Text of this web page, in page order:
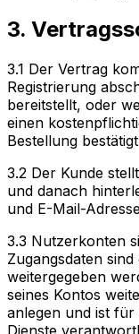
3.
3.1 Der Vertrag
Registrierung
bereitstellt, oder
einen
Bestellung
3.2 Der Kunde
und danach
und E-Mail-
3.3 Nutzerkonten
Zugangsdaten
weitergegeben
seines Kontos
anlegen und ist für